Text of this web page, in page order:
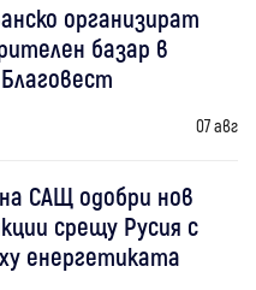
организират
базар в
07 авг
САЩ одобри нов
срещу Русия с
енергетиката